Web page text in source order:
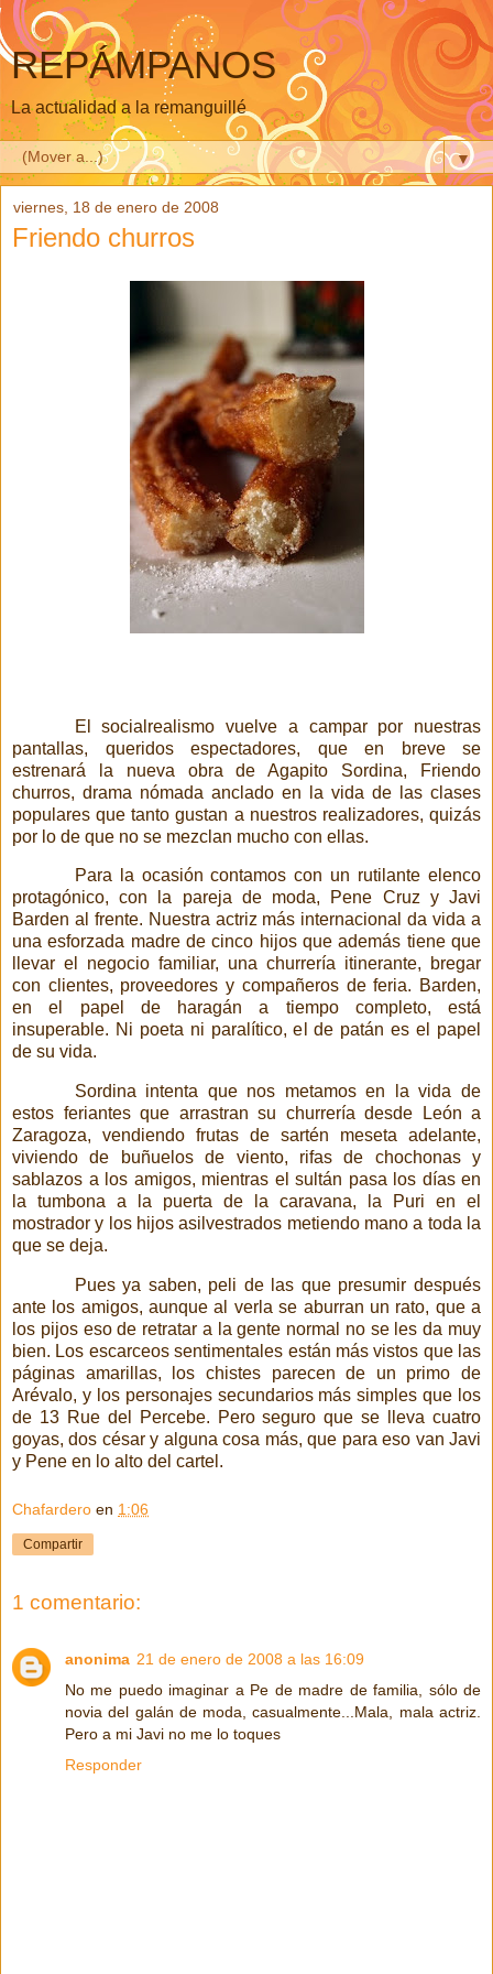
REPÁMPANOS
La actualidad a la remanguillé
▼
viernes, 18 de enero de 2008
Friendo churros
El socialrealismo vuelve a campar por nuestras
pantallas, queridos espectadores, que en breve se
estrenará
la nueva obra de Agapito Sordina, Friendo
churros, drama nómada anclado en la vida de las clases
populares que tanto gustan a nuestros realizadores, quizás
por lo de que no se mezclan mucho con ellas.
Para la ocasión contamos con un rutilante elenco
protagónico, con la pareja de moda, Pene Cruz y Javi
Barden al frente. Nuestra actriz más internacional da vida a
una esforzada madre de cinco hijos que además tiene que
llevar el negocio familiar, una churrería itinerante, bregar
con clientes, proveedores y compañeros de feria. Barden,
en el papel de haragán a tiempo completo, está
insuperable. Ni poeta ni paralítico, el de patán es el papel
de su vida.
Sordina intenta que nos metamos en la vida de
estos feriantes que arrastran su churrería desde León a
Zaragoza, vendiendo frutas de sartén meseta adelante,
viviendo de buñuelos de viento, rifas de chochonas y
sablazos a los amigos, mientras el sultán pasa los días en
la tumbona a la puerta de la caravana, la Puri en el
mostrador y los hijos asilvestrados metiendo mano a toda la
que se deja.
Pues ya saben, peli de las que presumir después
ante los amigos, aunque al verla se aburran un rato, que a
los pijos eso de retratar a la gente normal no se les da muy
bien. Los escarceos sentimentales están más vistos que las
páginas amarillas, los chistes parecen de un primo de
Arévalo, y los personajes secundarios más simples que los
de 13 Rue del Percebe. Pero seguro que se lleva cuatro
goyas, dos césar y alguna cosa más, que para eso van Javi
y Pene en lo alto del cartel.
Chafardero en 1:06
Compartir
1 comentario:
anonima 21 de enero de 2008 a las 16:09
No me puedo imaginar a Pe de madre de familia, sólo de
novia del galán de moda, casualmente...Mala, mala actriz.
Pero a mi Javi no me lo toques
Responder